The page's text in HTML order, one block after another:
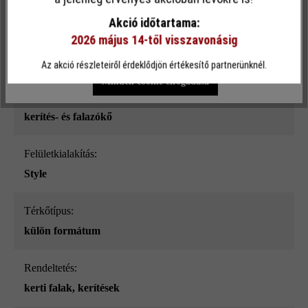
taupe nüansz-árnyalt_ModulusPur
kerítés- és falazókő
Felületkialakítás:
Style
Térkőtípus:
külön formátum
Rendeltetés:
kerti falak, kerítések
funkcionalitást kínálja Önnek...További információ
Csak funkcionális cookie elfogadása
Minden cookie elfogadása
Akció időtartama:
2026 május 14-től visszavonásig
Az akció részleteiről érdeklődjön értékesítő partnerünknél.